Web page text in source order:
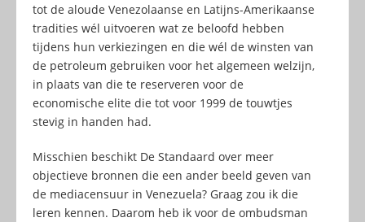
tot de aloude Venezolaanse en Latijns-Amerikaanse
tradities wél uitvoeren wat ze beloofd hebben
tijdens hun verkiezingen en die wél de winsten van
de petroleum gebruiken voor het algemeen welzijn,
in plaats van die te reserveren voor de
economische elite die tot voor 1999 de touwtjes
stevig in handen had.
Misschien beschikt De Standaard over meer
objectieve bronnen die een ander beeld geven van
de mediacensuur in Venezuela? Graag zou ik die
leren kennen. Daarom heb ik voor de ombudsman